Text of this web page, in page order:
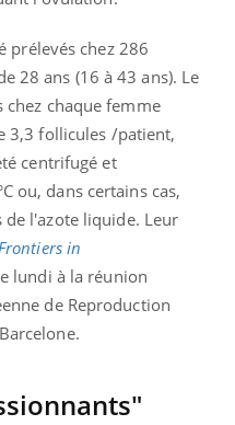
prélevés chez 286
28 ans (16 à 43 ans). Le
chaque femme
3,3 follicules /patient,
centrifugé et
ou, dans certains cas,
l'azote liquide. Leur
in
lundi à la réunion
de Reproduction